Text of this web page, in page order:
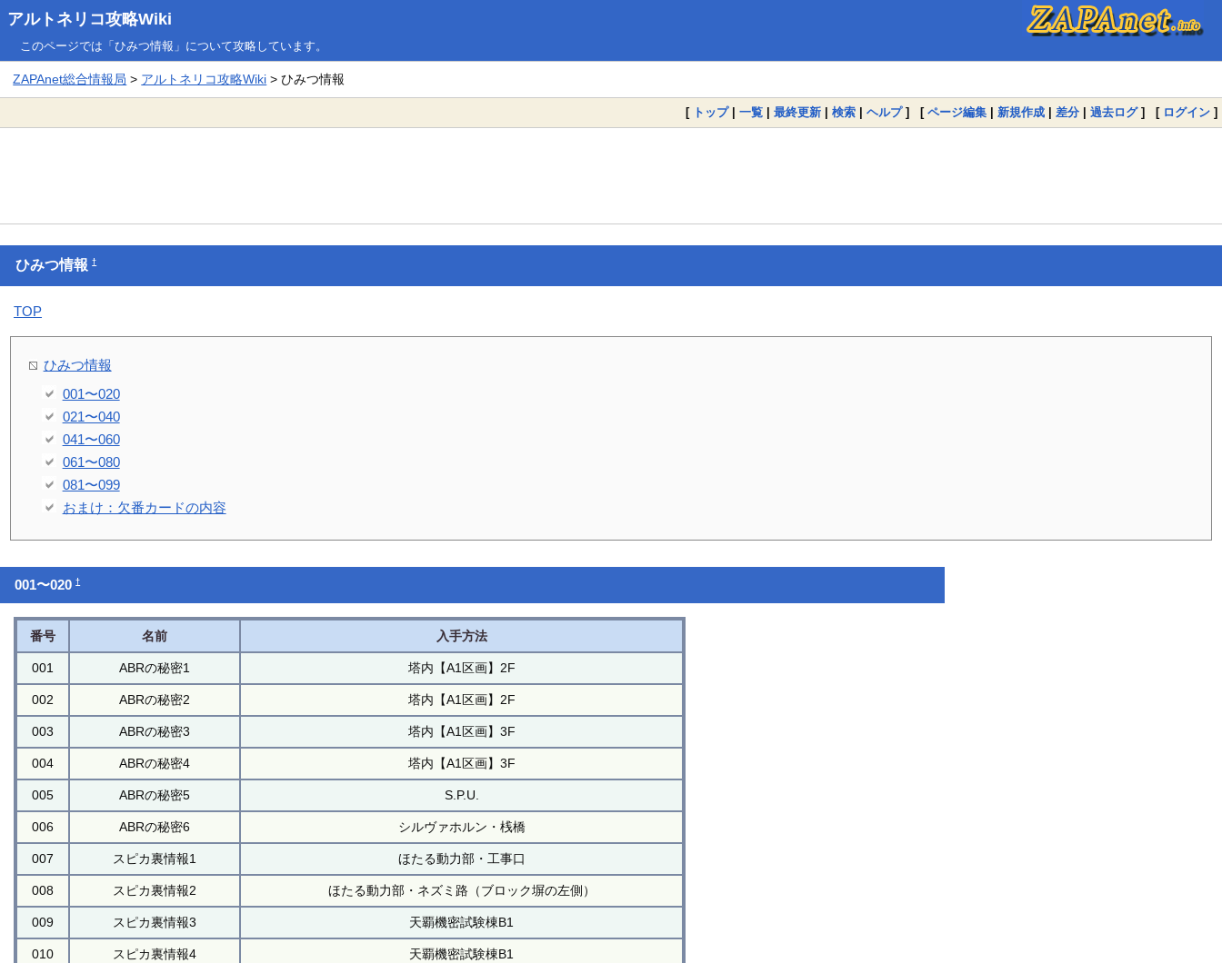
アルトネリコ攻略Wiki
このページでは「ひみつ情報」について攻略しています。
ZAPAnet総合情報局 > アルトネリコ攻略Wiki > ひみつ情報
[ トップ| 一覧 | 最終更新 | 検索 | ヘルプ] [ ページ編集 | 新規作成 | 差分 | 過去ログ] [ ログイン ]
ひみつ情報†
TOP
ひみつ情報
001〜020
021〜040
041〜060
061〜080
081〜099
おまけ：欠番カードの内容
001〜020†
番号 名前 入手方法
001 ABRの秘密1 塔内【A1区画】2F
002 ABRの秘密2 塔内【A1区画】2F
003 ABRの秘密3 塔内【A1区画】3F
004 ABRの秘密4 塔内【A1区画】3F
005 ABRの秘密5 S.P.U.
006 ABRの秘密6 シルヴァホルン・桟橋
007 スピカ裏情報1 ほたる動力部・工事口
008 スピカ裏情報2 ほたる動力部・ネズミ路（ブロック塀の左側）
009 スピカ裏情報3 天覇機密試験棟B1
010 スピカ裏情報4 天覇機密試験棟B1